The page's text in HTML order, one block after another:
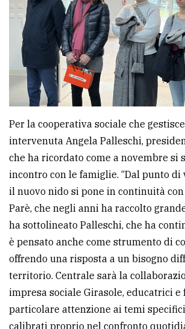
Per la cooperativa sociale che
intervenuta Angela Palleschi,
che ha ricordato come a novembre si
incontro con le famiglie. “Dal punto di
il nuovo nido si pone in continuità con
Parè, che negli anni ha raccolto
ha sottolineato Palleschi, che ha
è pensato anche come strumento di
offrendo una risposta a un bisogno
territorio. Centrale sarà la
impresa sociale Girasole, educatrici e
particolare attenzione ai temi
calibrati proprio nel confronto